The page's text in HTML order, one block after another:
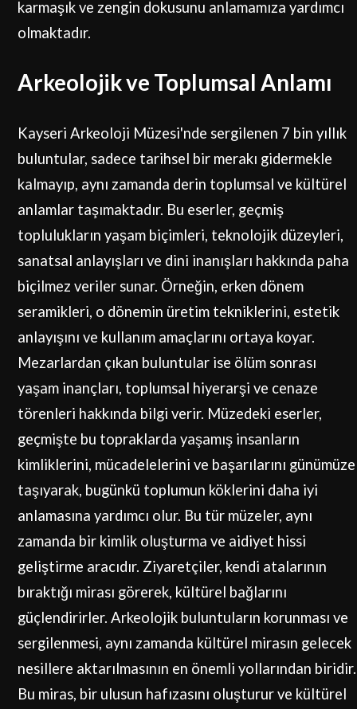
karmaşık ve zengin dokusunu anlamamıza yardımcı
olmaktadır.
Arkeolojik ve Toplumsal Anlamı
Kayseri Arkeoloji Müzesi'nde sergilenen 7 bin yıllık
buluntular, sadece tarihsel bir merakı gidermekle
kalmayıp, aynı zamanda derin toplumsal ve kültürel
anlamlar taşımaktadır. Bu eserler, geçmiş
toplulukların yaşam biçimleri, teknolojik düzeyleri,
sanatsal anlayışları ve dini inanışları hakkında paha
biçilmez veriler sunar. Örneğin, erken dönem
seramikleri, o dönemin üretim tekniklerini, estetik
anlayışını ve kullanım amaçlarını ortaya koyar.
Mezarlardan çıkan buluntular ise ölüm sonrası
yaşam inançları, toplumsal hiyerarşi ve cenaze
törenleri hakkında bilgi verir. Müzedeki eserler,
geçmişte bu topraklarda yaşamış insanların
kimliklerini, mücadelelerini ve başarılarını günümüze
taşıyarak, bugünkü toplumun köklerini daha iyi
anlamasına yardımcı olur. Bu tür müzeler, aynı
zamanda bir kimlik oluşturma ve aidiyet hissi
geliştirme aracıdır. Ziyaretçiler, kendi atalarının
bıraktığı mirası görerek, kültürel bağlarını
güçlendirirler. Arkeolojik buluntuların korunması ve
sergilenmesi, aynı zamanda kültürel mirasın gelecek
nesillere aktarılmasının en önemli yollarından biridir.
Bu miras, bir ulusun hafızasını oluşturur ve kültürel